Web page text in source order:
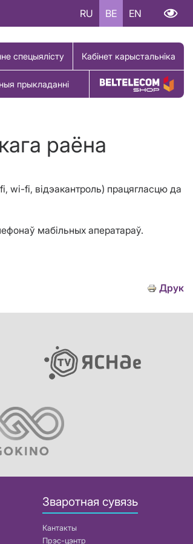
RU BE EN
спецыялісту Кабінет карыстальніка
прыкладанні Купіць тавар
раёна
wi-fi, вiдэакантроль) працягласцю да
мабільных аператараў.
Друк
Зваротная сувязь
Кантакты
Прэс-цэнтр